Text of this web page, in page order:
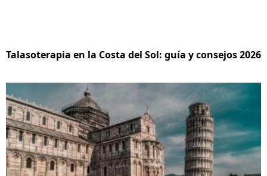
Talasoterapia en la Costa del Sol: guía y consejos 2026